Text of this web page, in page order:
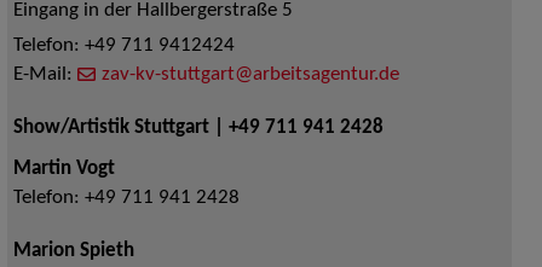
Eingang in der Hallbergerstraße 5
Telefon: +49 711 9412424
E-Mail:
zav-kv-stuttgart@arbeitsagentur.de
Show/Artistik Stuttgart | +49 711 941 2428
Martin Vogt
Telefon: +49 711 941 2428
Marion Spieth